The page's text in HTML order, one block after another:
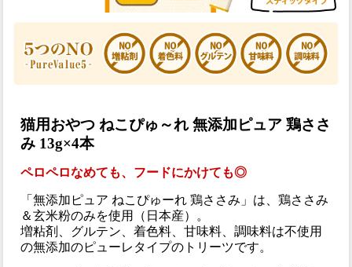
猫用おやつ ねこぴゅ～れ 無添加ピュア 鶏ささ
み 13g×4本
ペロペロなめても、フードにかけても◎
「無添加ピュア ねこぴゅーれ 鶏ささみ」は、鶏ささみ
＆玄米粉のみを使用（日本産）。
増粘剤、グルテン、着色料、甘味料、調味料は不使用
の無添加のピューレタイプのトリーツです。